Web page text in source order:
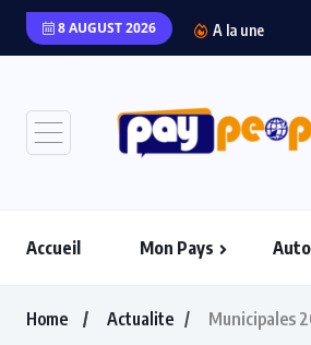
8 AUGUST 2026 A la une
Accueil Mon Pays
Home Actualite Municipales